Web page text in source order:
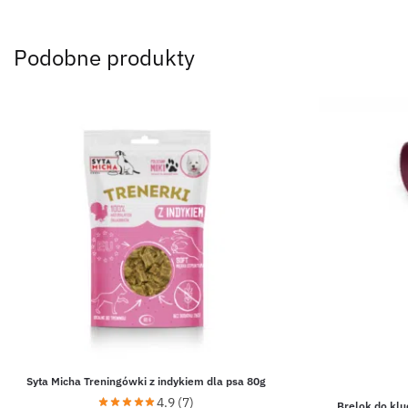
Podobne produkty
Syta Micha Treningówki z indykiem dla psa 80g
4.9 (7)